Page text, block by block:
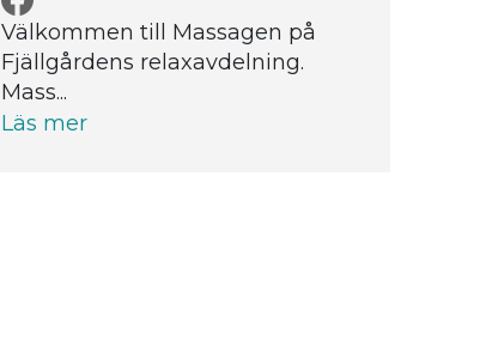
Välkommen till Massagen på
Fjällgårdens relaxavdelning.
Mass...
Läs mer